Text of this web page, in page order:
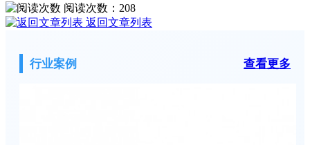
阅读次数： 208
返回文章列表
行业案例 查看更多